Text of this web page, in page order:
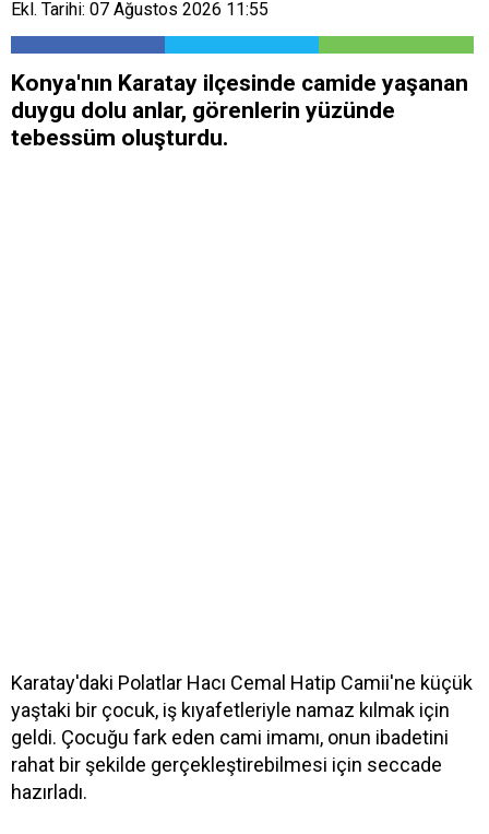
Ekl. Tarihi: 07 Ağustos 2026 11:55
Konya'nın Karatay ilçesinde camide yaşanan
duygu dolu anlar, görenlerin yüzünde
tebessüm oluşturdu.
Karatay'daki Polatlar Hacı Cemal Hatip Camii'ne küçük
yaştaki bir çocuk, iş kıyafetleriyle namaz kılmak için
geldi. Çocuğu fark eden cami imamı, onun ibadetini
rahat bir şekilde gerçekleştirebilmesi için seccade
hazırladı.